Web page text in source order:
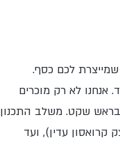
לכם כסף.
לא רק מוכרים
שקט. משלב התכנון
עדין), ועד